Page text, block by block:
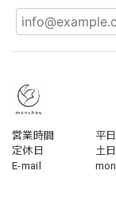
営業時間
平
定休日
土
E-mail